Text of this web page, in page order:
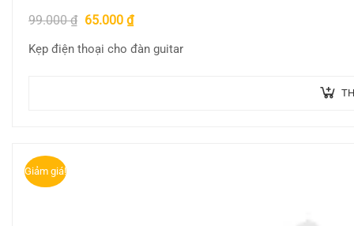
99.000₫ 65.000 ₫
Kẹp điện thoại cho đàn guitar
Giảm giá!